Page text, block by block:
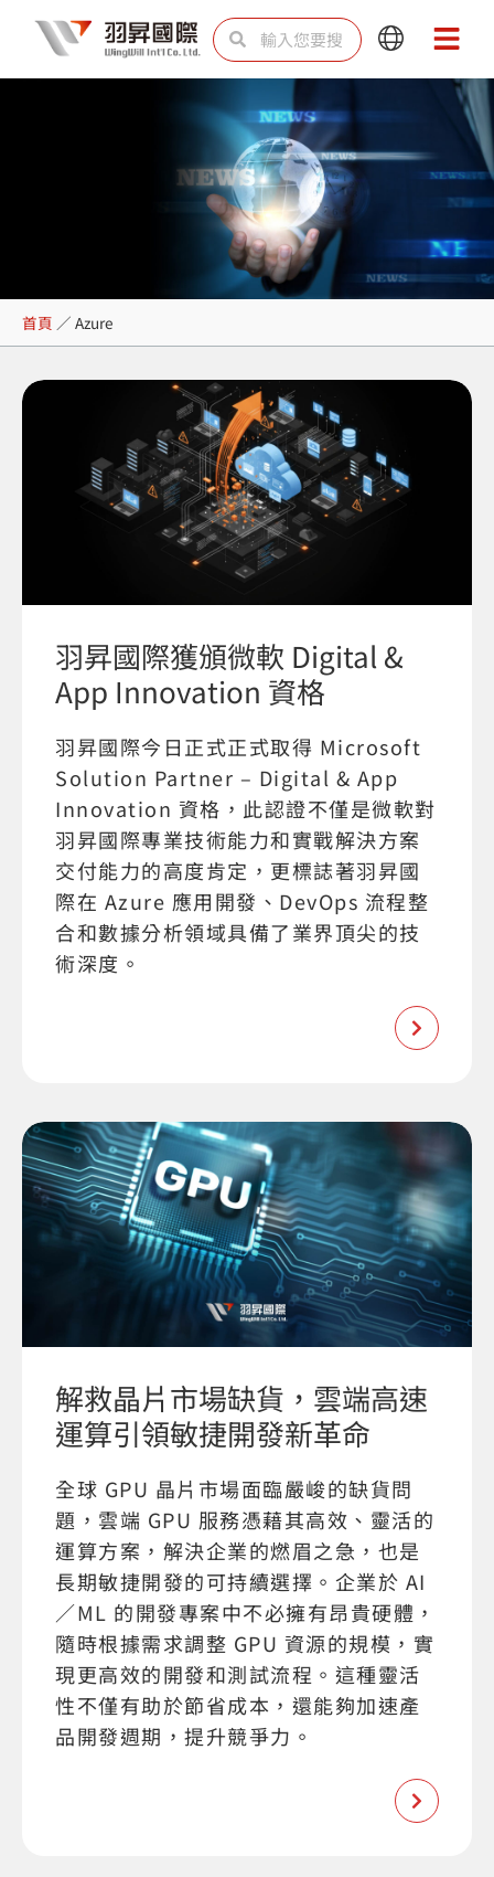
主
搜
尋 尋
Main
Menu
Main
Menu
Azure
首頁 ／ Azure
羽昇國際獲頒微軟 Digital &
App Innovation 資格
羽昇國際今日正式正式取得 Microsoft
Solution Partner – Digital & App
Innovation 資格，此認證不僅是微軟對
羽昇國際專業技術能力和實戰解決方案
交付能力的高度肯定，更標誌著羽昇國
際在 Azure 應用開發、DevOps 流程整
合和數據分析領域具備了業界頂尖的技
術深度。
解救晶片市場缺貨，雲端高速
運算引領敏捷開發新革命
全球 GPU 晶片市場面臨嚴峻的缺貨問
題，雲端 GPU 服務憑藉其高效、靈活的
運算方案，解決企業的燃眉之急，也是
長期敏捷開發的可持續選擇。企業於 AI
／ML 的開發專案中不必擁有昂貴硬體，
隨時根據需求調整 GPU 資源的規模，實
現更高效的開發和測試流程。這種靈活
性不僅有助於節省成本，還能夠加速產
品開發週期，提升競爭力。